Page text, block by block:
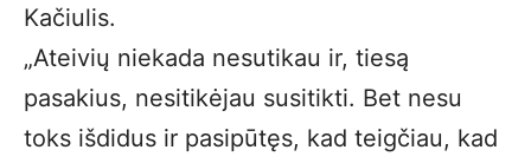
Kačiulis.
„Ateivių niekada nesutikau ir, tiesą
pasakius, nesitikėjau susitikti. Bet nesu
toks išdidus ir pasipūtęs, kad teigčiau, kad